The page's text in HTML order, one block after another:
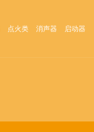
点火类 消声器
启动器